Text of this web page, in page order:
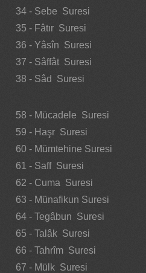
34 - Sebe Suresi
35 - Fâtır Suresi
36 - Yâsîn Suresi
37 - Sâffât Suresi
38 - Sâd Suresi
58 - Mücadele Suresi
59 - Haşr Suresi
60 - Mümtehine Suresi
61 - Saff Suresi
62 - Cuma Suresi
63 - Münafikun Suresi
64 - Tegâbun Suresi
65 - Talâk Suresi
66 - Tahrîm Suresi
67 - Mülk Suresi